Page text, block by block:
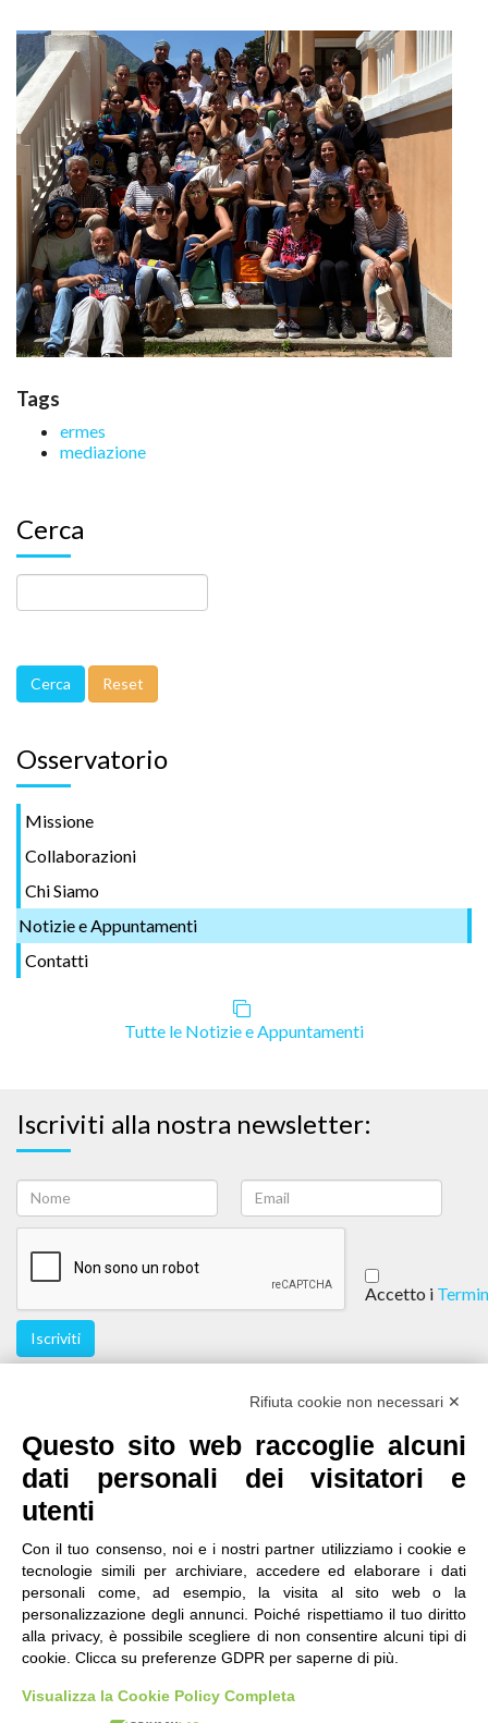
Tags
ermes
mediazione
Cerca
Osservatorio
Missione
Collaborazioni
Chi Siamo
Notizie e Appuntamenti
Contatti
Tutte le Notizie e Appuntamenti
Iscriviti alla nostra newsletter:
Accetto i
Iscriviti
contatti| qualità accessibilità |privacy|
note legali
IRES Piemonte - Istituto di Ricerche Economico
Sociali del Piemonte
Via Nizza 18, 10125 Torino - C.F.80084650011
P.Iva 04328830015
Rifiuta cookie non necessari ✕
Questo sito web raccoglie alcuni
dati personali dei visitatori e
utenti
Con il tuo consenso, noi e i nostri partner utilizziamo i cookie e
tecnologie simili per archiviare, accedere ed elaborare i dati
personali come, ad esempio, la visita al sito web o la
personalizzazione degli annunci. Poiché rispettiamo il tuo diritto
alla privacy, è possibile scegliere di non consentire alcuni tipi di
cookie. Clicca su preferenze GDPR per saperne di più.
Visualizza la Cookie Policy Completa